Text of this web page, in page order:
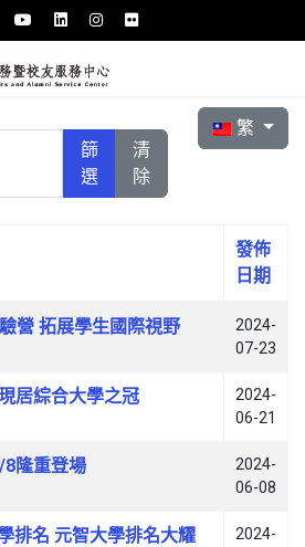
選擇你的語言
繁
篩
選
清
除
發佈
日期
營 拓展學生國際視野
2024-
07-23
居綜合大學之冠
2024-
06-21
8隆重登場
2024-
06-08
排名 元智大學排名大耀
2024-